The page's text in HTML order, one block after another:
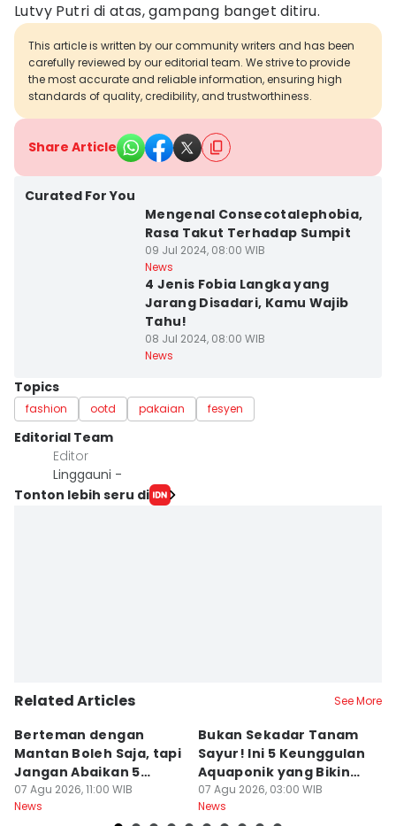
Lutvy Putri di atas, gampang banget ditiru.
This article is written by our community writers and has been
carefully reviewed by our editorial team. We strive to provide
the most accurate and reliable information, ensuring high
standards of quality, credibility, and trustworthiness.
Share Article
Curated For You
Mengenal Consecotalephobia,
Rasa Takut Terhadap Sumpit
09 Jul 2024, 08:00 WIB
News
4 Jenis Fobia Langka yang
Jarang Disadari, Kamu Wajib
Tahu!
08 Jul 2024, 08:00 WIB
News
Topics
fashion ootd pakaian fesyen
Editorial Team
Editor
Linggauni -
Tonton lebih seru di
Related Articles See More
Berteman dengan
Mantan Boleh Saja, tapi
Jangan Abaikan 5
Aturan Ini
07 Agu 2026, 11:00 WIB
News
Bukan Sekadar Tanam
Sayur! Ini 5 Keunggulan
Aquaponik yang Bikin
Takjub
07 Agu 2026, 03:00 WIB
News